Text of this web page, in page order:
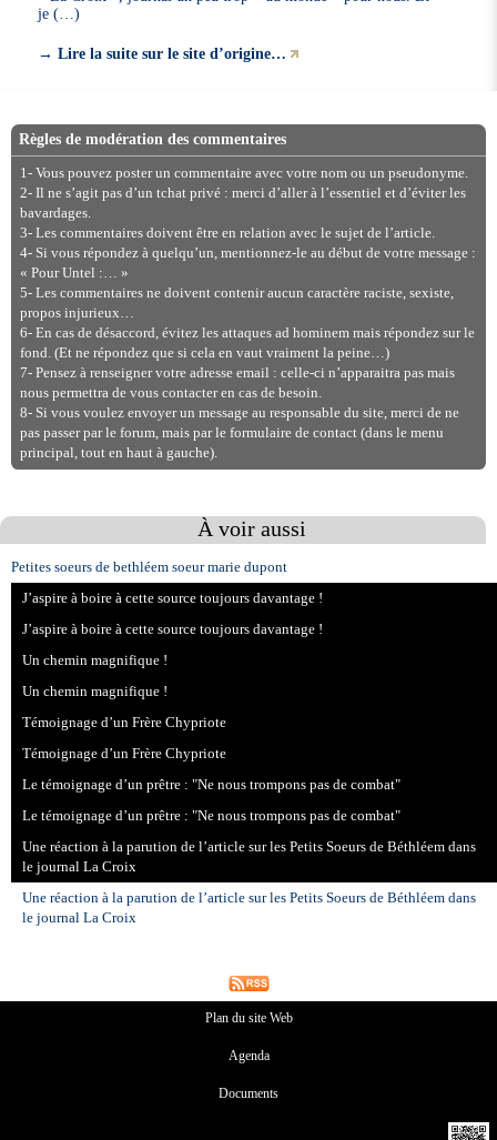
je (…)
→Lire la suite sur le site d’origine…
Règles de modération des commentaires
1- Vous pouvez poster un commentaire avec votre nom ou un pseudonyme.
2- Il ne s’agit pas d’un tchat privé : merci d’aller à l’essentiel et d’éviter les
bavardages.
3- Les commentaires doivent être en relation avec le sujet de l’article.
4- Si vous répondez à quelqu’un, mentionnez-le au début de votre message :
« Pour Untel :… »
5- Les commentaires ne doivent contenir aucun caractère raciste, sexiste,
propos injurieux…
6- En cas de désaccord, évitez les attaques ad hominem mais répondez sur le
fond. (Et ne répondez que si cela en vaut vraiment la peine…)
7- Pensez à renseigner votre adresse email : celle-ci n’apparaitra pas mais
nous permettra de vous contacter en cas de besoin.
8- Si vous voulez envoyer un message au responsable du site, merci de ne
pas passer par le forum, mais par le formulaire de contact (dans le menu
principal, tout en haut à gauche).
À voir aussi
Petites soeurs de bethléem soeur marie dupont
J’aspire à boire à cette source toujours davantage !
J’aspire à boire à cette source toujours davantage !
Un chemin magnifique !
Un chemin magnifique !
Témoignage d’un Frère Chypriote
Témoignage d’un Frère Chypriote
Le témoignage d’un prêtre : "Ne nous trompons pas de combat"
Le témoignage d’un prêtre : "Ne nous trompons pas de combat"
Une réaction à la parution de l’article sur les Petits Soeurs de Béthléem dans
le journal La Croix
Une réaction à la parution de l’article sur les Petits Soeurs de Béthléem dans
le journal La Croix
Plan du site Web
Agenda
Documents